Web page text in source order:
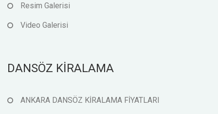
Resim Galerisi
Video Galerisi
DANSÖZ KİRALAMA
ANKARA DANSÖZ KİRALAMA FİYATLARI